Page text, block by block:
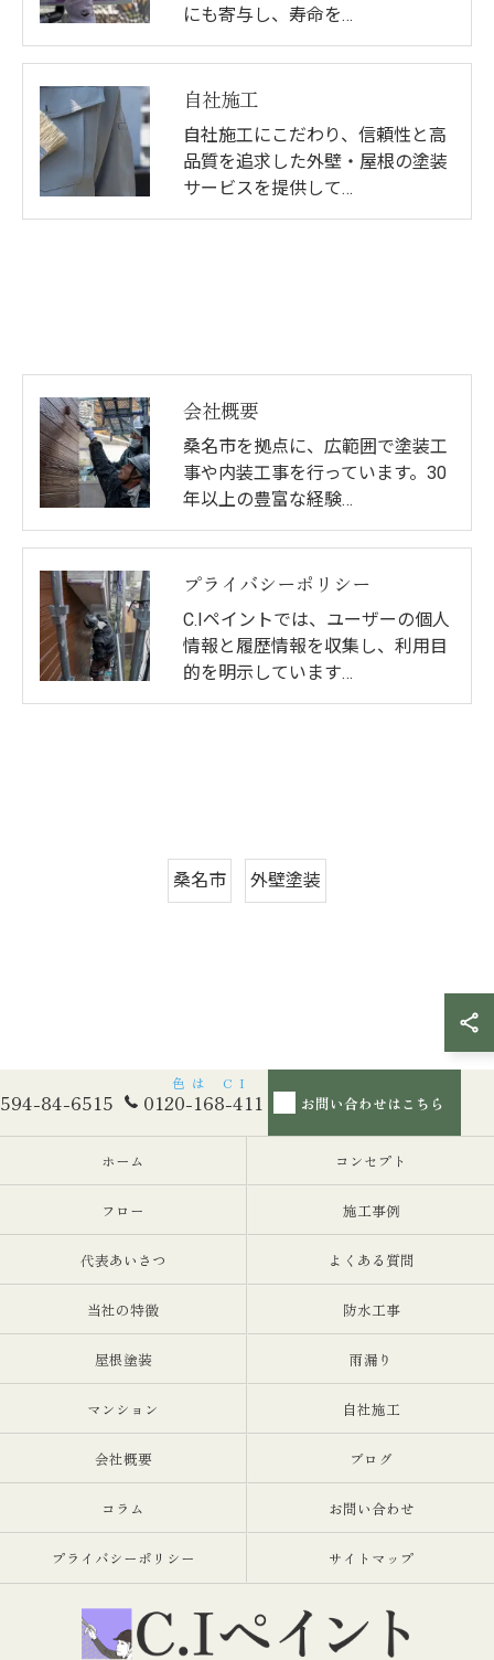
にも寄与し、寿命を…
自社施工
自社施工にこだわり、信頼性と高
品質を追求した外壁・屋根の塗装
サービスを提供して…
会社概要
桑名市を拠点に、広範囲で塗装工
事や内装工事を行っています。30
年以上の豊富な経験…
プライバシーポリシー
C.Iペイントでは、ユーザーの個人
情報と履歴情報を収集し、利用目
的を明示しています…
桑名市 外壁塗装
84-6515 0120-168-411 お問い合わせはこちら
ホーム コンセプト
フロー 施工事例
代表あいさつ よくある質問
当社の特徴 防水工事
屋根塗装 雨漏り
マンション 自社施工
会社概要 ブログ
コラム お問い合わせ
プライバシーポリシー サイトマップ